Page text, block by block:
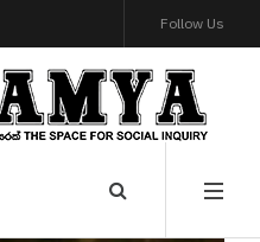
Follow Us